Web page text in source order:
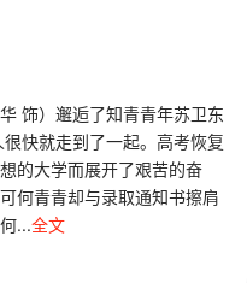
饰）邂逅了知青青年苏卫东
很快就走到了一起。高考恢复
的大学而展开了艰苦的奋
何青青却与录取通知书擦肩
...全文